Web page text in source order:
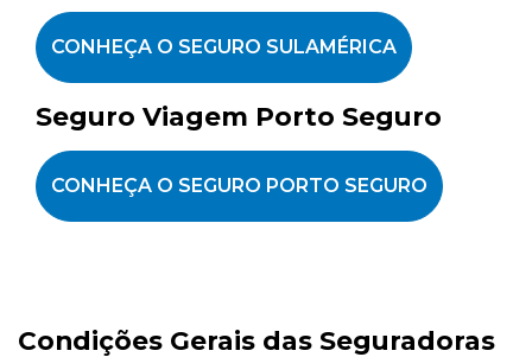
CONHEÇA O SEGURO SULAMÉRICA
Seguro Viagem Porto Seguro
CONHEÇA O SEGURO PORTO SEGURO
Condições Gerais das Seguradoras